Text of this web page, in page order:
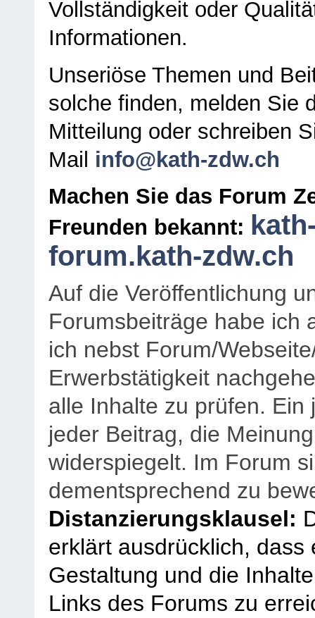
Vollständigkeit oder
Informationen.
Unseriöse Themen und
solche finden, melden Sie
Mitteilung oder schreiben
Mail info@kath-zdw.ch
Machen Sie das Forum
Freunden bekannt:
forum.kath-zdw.ch
Auf die Veröffentlichung
Forumsbeiträge habe ich
ich nebst Forum/
Erwerbstätigkeit
alle Inhalte zu prüfen.
jeder Beitrag, die
widerspiegelt. Im Forum
dementsprechend zu
Distanzierungsklausel:
erklärt ausdrücklich,
Gestaltung und die
Links des Forums zu